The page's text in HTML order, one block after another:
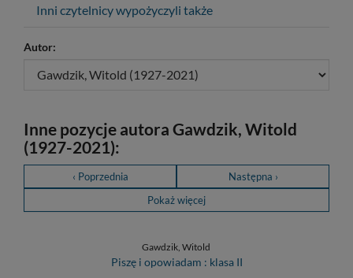
Inni czytelnicy wypożyczyli także
Autor:
Inne pozycje autora Gawdzik, Witold
(1927-2021):
‹ Poprzednia
Następna ›
Pokaż więcej
Gawdzik, Witold
Piszę i opowiadam : klasa II